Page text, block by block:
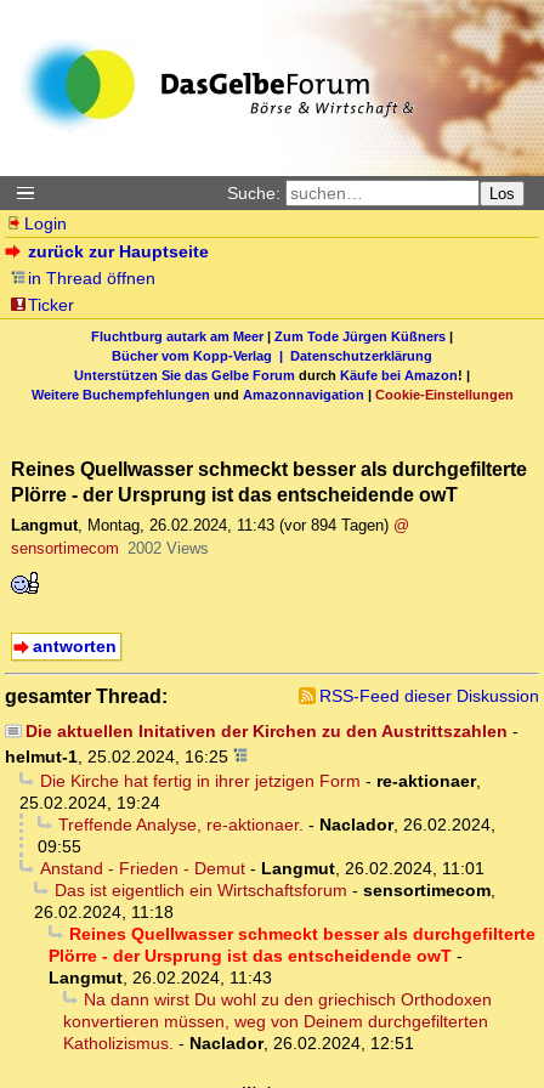
Suche: Los
Login
zurück zur Hauptseite
in Thread öffnen
Ticker
Fluchtburg autark am Meer| Zum Tode Jürgen Küßners |
Bücher vom Kopp-Verlag | Datenschutzerklärung
Unterstützen Sie das Gelbe Forum durch Käufe bei Amazon! |
Weitere Buchempfehlungen und Amazonnavigation | Cookie-Einstellungen
Reines Quellwasser schmeckt besser als durchgefilterte
Plörre - der Ursprung ist das entscheidende owT
Langmut, Montag, 26.02.2024, 11:43 (vor 894 Tagen) @
sensortimecom 2002 Views
antworten
gesamter Thread:
RSS-Feed dieser Diskussion
Die aktuellen Initativen der Kirchen zu den Austrittszahlen -
helmut-1, 25.02.2024, 16:25
Die Kirche hat fertig in ihrer jetzigen Form - re-aktionaer,
25.02.2024, 19:24
Treffende Analyse, re-aktionaer. - Naclador, 26.02.2024,
09:55
Anstand - Frieden - Demut- Langmut, 26.02.2024, 11:01
Das ist eigentlich ein Wirtschaftsforum - sensortimecom,
26.02.2024, 11:18
Reines Quellwasser schmeckt besser als durchgefilterte
Plörre - der Ursprung ist das entscheidende owT -
Langmut, 26.02.2024, 11:43
Na dann wirst Du wohl zu den griechisch Orthodoxen
konvertieren müssen, weg von Deinem durchgefilterten
Katholizismus. - Naclador, 26.02.2024, 12:51